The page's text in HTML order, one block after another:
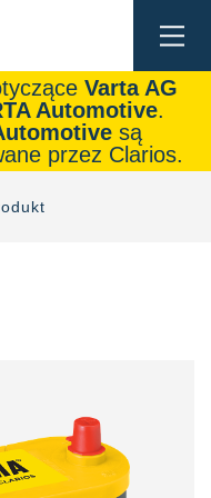
Varta AG
Automotive.
są
przez Clarios.